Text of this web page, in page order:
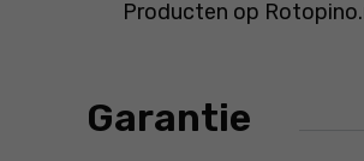
Producten op
Garantie